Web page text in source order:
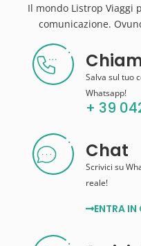
Il mondo Listrop Viaggi
comunicazione.
Salva sul tuo
Whatsapp!
+ 39
Chat
Scrivici su
reale!
ENTRA IN